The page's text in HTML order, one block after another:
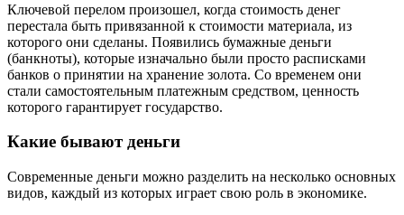
Ключевой перелом произошел, когда стоимость денег
перестала быть привязанной к стоимости материала, из
которого они сделаны. Появились бумажные деньги
(банкноты), которые изначально были просто расписками
банков о принятии на хранение золота. Со временем они
стали самостоятельным платежным средством, ценность
которого гарантирует государство.
Какие бывают деньги
Современные деньги можно разделить на несколько основных
видов, каждый из которых играет свою роль в экономике.